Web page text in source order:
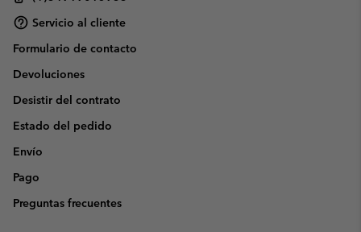
Servicio al cliente
Formulario de contacto
Devoluciones
Desistir del contrato
Estado del pedido
Envío
Pago
Preguntas frecuentes